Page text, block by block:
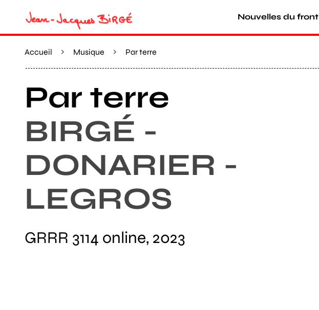
Nouvelles du front
Accueil Musique Par terre
Par terre
BIRGÉ -
DONARIER -
LEGROS
GRRR 3114 online, 2023